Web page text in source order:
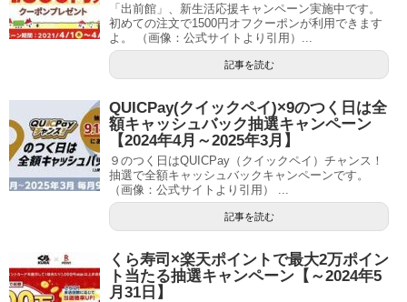
「出前館」、新生活応援キャンペーン実施中です。
初めての注文で1500円オフクーポンが利用できます
よ。 （画像：公式サイトより引用）...
記事を読む
QUICPay(クイックペイ)×9のつく日は全
額キャッシュバック抽選キャンペーン
【2024年4月～2025年3月】
９のつく日はQUICPay（クイックペイ）チャンス！
抽選で全額キャッシュバックキャンペーンです。
（画像：公式サイトより引用） ...
記事を読む
くら寿司×楽天ポイントで最大2万ポイン
ト当たる抽選キャンペーン【～2024年5
月31日】